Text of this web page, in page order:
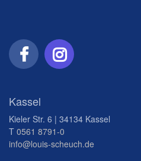
Kassel
Kieler Str. 6 | 34134 Kassel
T 0561 8791-0
info@louis-scheuch.de